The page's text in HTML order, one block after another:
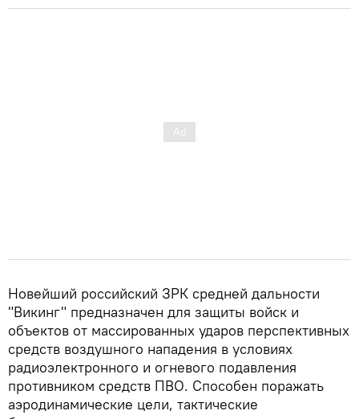
Новейший российский ЗРК средней дальности
"Викинг" предназначен для защиты войск и
объектов от массированных ударов перспективных
средств воздушного нападения в условиях
радиоэлектронного и огневого подавления
противником средств ПВО. Способен поражать
аэродинамические цели, тактические